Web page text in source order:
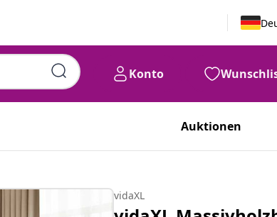
Konto
Auktionen
vidaXL